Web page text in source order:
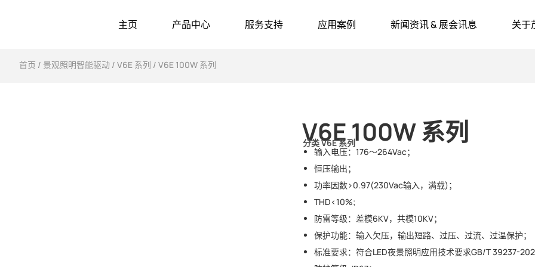
主页 产品中心 服务支持 应用案例 新闻资讯 & 展会讯息 关于
首页 / 景观照明智能驱动 / V6E 系列 / V6E 100W 系列
V6E 100W 系列
分类V6E 系列
输入电压：176～264Vac；
恒压输出；
功率因数>0.97(230Vac输入，满载)；
THD<10%;
防雷等级：差模6KV，共模10KV；
保护功能：输入欠压，输出短路、过压、过流、过温保护；
标准要求：符合LED夜景照明应用技术要求GB/T 39237-